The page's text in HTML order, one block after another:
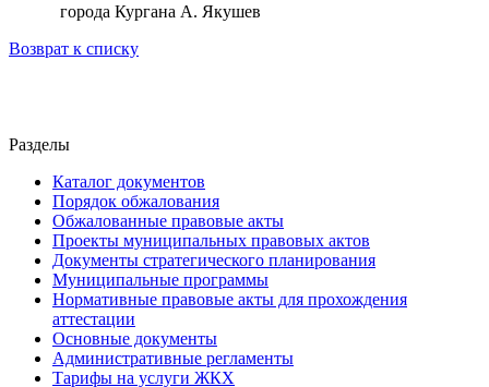
города Кургана А. Якушев
Возврат к списку
Разделы
Каталог документов
Порядок обжалования
Обжалованные правовые акты
Проекты муниципальных правовых актов
Документы стратегического планирования
Муниципальные программы
Нормативные правовые акты для прохождения
аттестации
Основные документы
Административные регламенты
Тарифы на услуги ЖКХ